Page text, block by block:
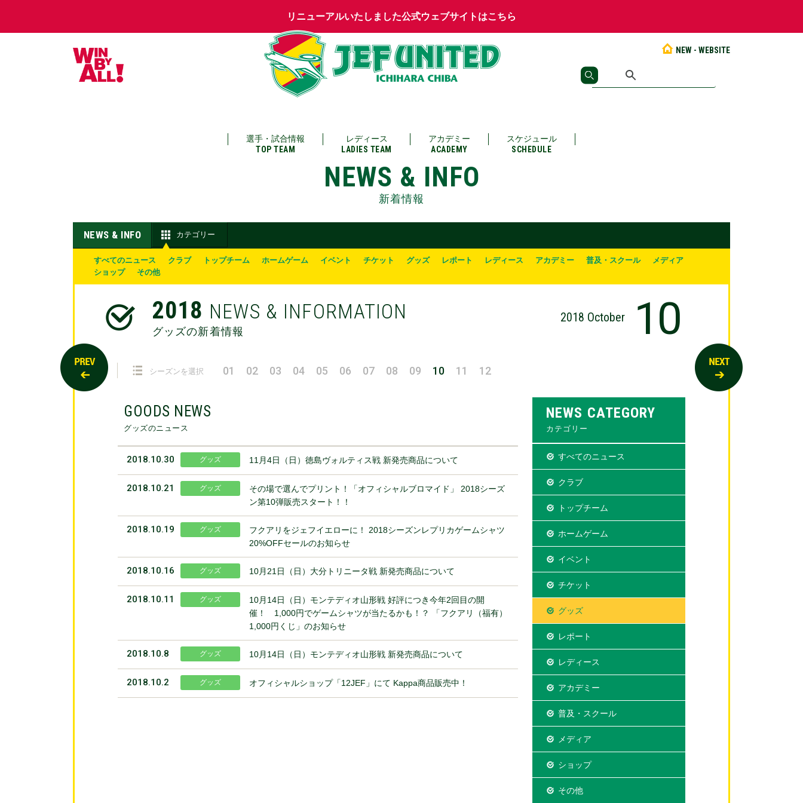
リニューアルいたしました公式ウェブサイトはこちら
NEW - WEBSITE
選手・試合情報
TOP TEAM
レディース
LADIES TEAM
アカデミー
ACADEMY
スケジュール
SCHEDULE
NEWS & INFO
新着情報
NEWS & INFO カテゴリー
すべてのニュース クラブ トップチーム ホームゲーム イベント チケット グッズ レポート レディース アカデミー 普及・スクール
メディア
ショップ
その他
2018 NEWS & INFORMATION
グッズの新着情報
2018 October 10
シーズンを選択 01 02 03 04 05 06 07 08 09 10 11 12
GOODS NEWS
グッズのニュース
2018.10.30 グッズ 11月4日（日）徳島ヴォルティス戦 新発売商品について
2018.10.21 グッズ
その場で選んでプリント！「オフィシャルブロマイド」 2018シーズ
ン第10弾販売スタート！！
2018.10.19 グッズ
フクアリをジェフイエローに！ 2018シーズンレプリカゲームシャツ
20%OFFセールのお知らせ
2018.10.16 グッズ 10月21日（日）大分トリニータ戦 新発売商品について
2018.10.11 グッズ
10月14日（日）モンテディオ山形戦 好評につき今年2回目の開
催！ 1,000円でゲームシャツが当たるかも！？ 「フクアリ（福有）
1,000円くじ」のお知らせ
2018.10.8 グッズ 10月14日（日）モンテディオ山形戦 新発売商品について
2018.10.2 グッズ オフィシャルショップ「12JEF」にて Kappa商品販売中！
NEWS CATEGORY
カテゴリー
すべてのニュース
クラブ
トップチーム
ホームゲーム
イベント
チケット
グッズ
レポート
レディース
アカデミー
普及・スクール
メディア
ショップ
その他